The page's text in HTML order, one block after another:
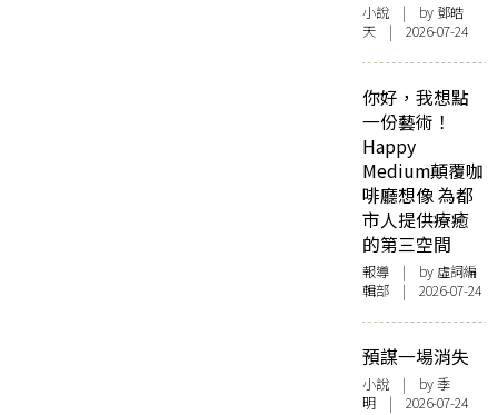
小說 | by 鄧皓
天 | 2026-07-24
你好，我想點
一份藝術！
Happy
Medium顛覆咖
啡廳想像 為都
市人提供療癒
的第三空間
報導 | by 虛詞編
輯部 | 2026-07-24
預謀一場消失
小說 | by 季
明 | 2026-07-24